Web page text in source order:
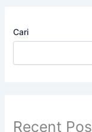
Cari
Recent